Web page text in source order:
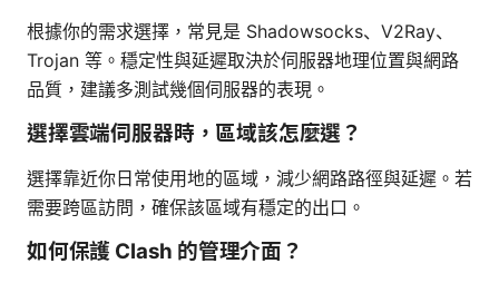
根據你的需求選擇，常見是 Shadowsocks、V2Ray、
Trojan 等。穩定性與延遲取決於伺服器地理位置與網路
品質，建議多測試幾個伺服器的表現。
選擇雲端伺服器時，區域該怎麼選？
選擇靠近你日常使用地的區域，減少網路路徑與延遲。若
需要跨區訪問，確保該區域有穩定的出口。
如何保護 Clash 的管理介面？